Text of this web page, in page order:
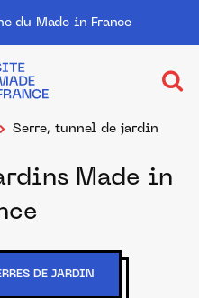
du Made in France
Serre, tunnel de jardin
Made in
DE JARDIN